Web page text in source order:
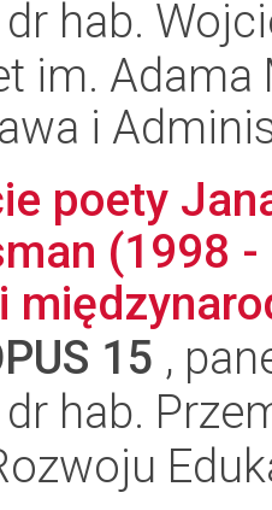
hab.
im.
i
poety
(1998
15 ,
hab.